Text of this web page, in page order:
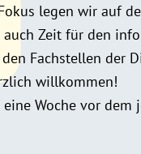
legen wir auf
Zeit für den
Fachstellen der
willkommen!
Woche vor